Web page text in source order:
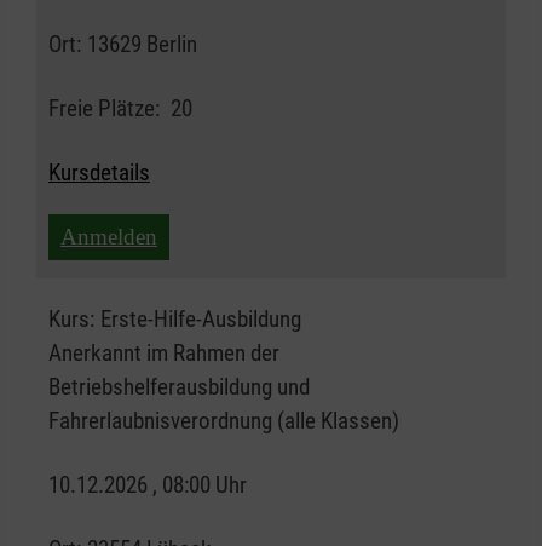
Ort: 13629 Berlin
Freie Plätze: 20
Kursdetails
Anmelden
Kurs: Erste-Hilfe-Ausbildung
Anerkannt im Rahmen der
Betriebshelferausbildung und
Fahrerlaubnisverordnung (alle Klassen)
10.12.2026 , 08:00 Uhr